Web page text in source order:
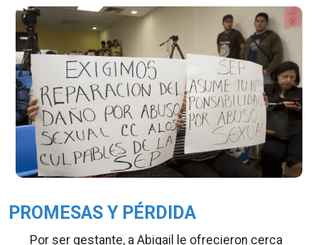
PROMESAS Y PÉRDIDA
Por ser gestante, a Abigail le ofrecieron cerca